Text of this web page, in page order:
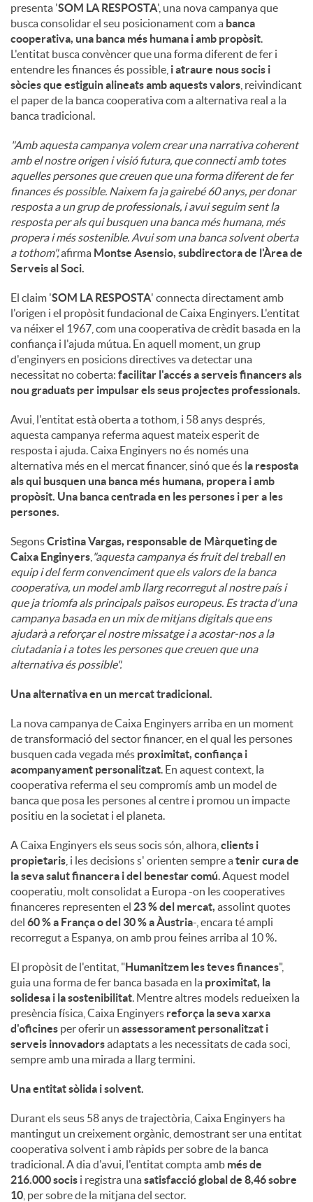
presenta 'SOM LA RESPOSTA', una nova campanya que
busca consolidar el seu posicionament com a banca
cooperativa, una banca més humana i amb propòsit
L'entitat busca convèncer que una forma diferent de fer i
entendre les finances és possible, i atraure nous socis i
sòcies que estiguin alineats amb aquests valors , reivindicant
el paper de la banca cooperativa com a alternativa real a la
banca tradicional.
"Amb aquesta campanya volem crear una narrativa coherent
amb el nostre origen i visió futura, que connecti amb totes
aquelles persones que creuen que una forma diferent de fer
finances és possible. Naixem fa ja gairebé 60 anys, per donar
resposta a un grup de professionals, i avui seguim sent la
resposta per als qui busquen una banca més humana, més
propera i més sostenible. Avui som una banca solvent oberta
a tothom",afirma Montse Asensio, subdirectora de l'Àrea de
Serveis al Soci.
El claim 'SOM LA RESPOSTA' connecta directament amb
l'origen i el propòsit fundacional de Caixa Enginyers. L'entitat
va néixer el 1967, com una cooperativa de crèdit basada en la
confiança i l'ajuda mútua. En aquell moment, un grup
d'enginyers en posicions directives va detectar una
necessitat no coberta: facilitar l'accés a serveis financers als
nou graduats per impulsar els seus projectes professionals.
Avui, l'entitat està oberta a tothom, i 58 anys després,
aquesta campanya referma aquest mateix esperit de
resposta i ajuda. Caixa Enginyers no és només una
alternativa més en el mercat financer, sinó que és la resposta
als qui busquen una banca més humana, propera i amb
propòsit. Una banca centrada en les persones i per a les
persones.
SegonsCristina Vargas, responsable de Màrqueting de
Caixa Enginyers "aquesta campanya és fruit del treball en
equip i del ferm convenciment que els valors de la banca
cooperativa, un model amb llarg recorregut al nostre país i
que ja triomfa als principals països europeus. Es tracta d'una
campanya basada en un mix de mitjans digitals que ens
ajudarà a reforçar el nostre missatge i a acostar-nos a la
ciutadania i a totes les persones que creuen que una
alternativa és possible".
Una alternativa en un mercat tradicional.
La nova campanya de Caixa Enginyers arriba en un moment
de transformació del sector financer, en el qual les persones
busquen cada vegada més proximitat, confiança i
acompanyament personalitzat . En aquest context, la
cooperativa referma el seu compromís amb un model de
banca que posa les persones al centre i promou un impacte
positiu en la societat i el planeta.
A Caixa Enginyers els seus socis són, alhora, clients i
propietaris , i les decisions s' orienten sempre atenir cura de
la seva salut financera i del benestar comú . Aquest model
cooperatiu, molt consolidat a Europa -on les cooperatives
financeres representen el 23 % del mercat, assolint quotes
del 60 % a França o del 30 % a Àustria-, encara té ampli
recorregut a Espanya, on amb prou feines arriba al 10 %.
El propòsit de l'entitat, "Humanitzem les teves finances",
guia una forma de fer banca basada en la proximitat, la
solidesa i la sostenibilitat . Mentre altres models redueixen la
presència física, Caixa Enginyers reforça la seva xarxa
d'oficines per oferir un assessorament personalitzat i
serveis innovadorsadaptats a les necessitats de cada soci,
sempre amb una mirada a llarg termini.
Una entitat sòlida i solvent.
Durant els seus 58 anys de trajectòria, Caixa Enginyers ha
mantingut un creixement orgànic, demostrant ser una entitat
cooperativa solvent i amb ràpids per sobre de la banca
tradicional. A dia d'avui, l'entitat compta amb més de
216.000 socis i registra unasatisfacció global de 8,46 sobre
10 , per sobre de la mitjana del sector.